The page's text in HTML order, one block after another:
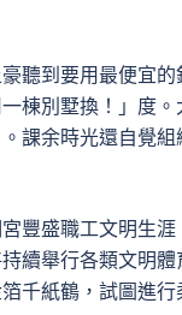
聽到要用最便宜的
一棟別墅換！」度
課余時光還自覺組
豐盛職工文明生
續舉行各類文明
千紙鶴，試圖進